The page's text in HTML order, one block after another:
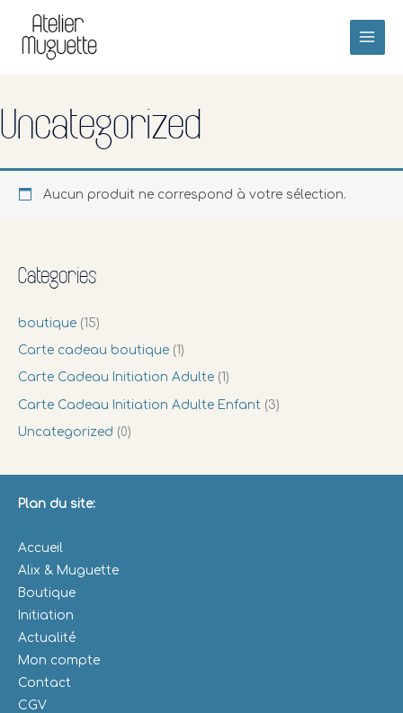
contenu
Categories
boutique (15)
Carte cadeau boutique (1)
Carte Cadeau Initiation Adulte (1)
Carte Cadeau Initiation Adulte Enfant (3)
Uncategorized (0)
Uncategorized
Aucun produit ne correspond à votre sélection.
Plan du site:
Accueil
Alix & Muguette
Boutique
Initiation
Actualité
Mon compte
Contact
CGV
Le site ne prend pas de nouvelles
commandes pour le moment.
Si vous avez une carte cadeau,
Réserver